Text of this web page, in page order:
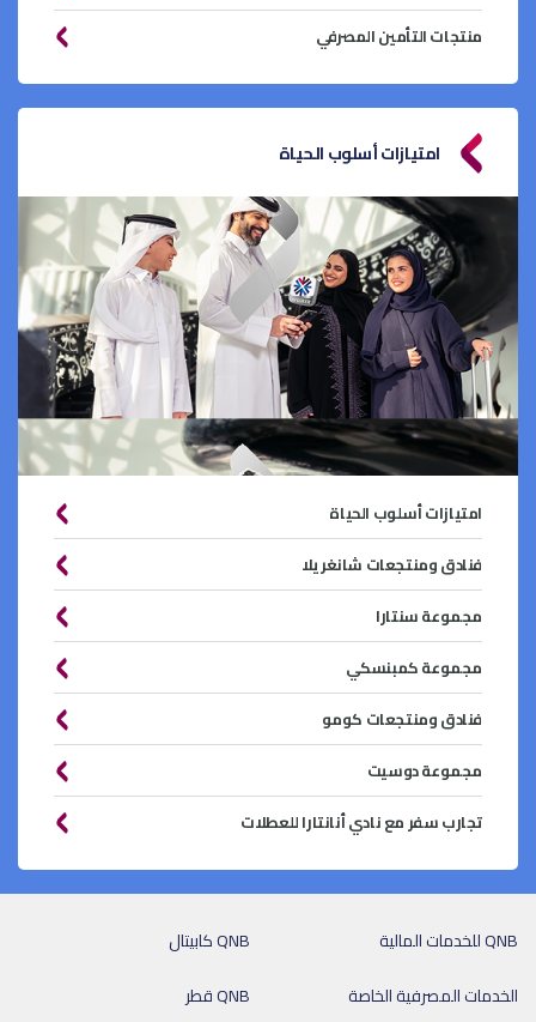
منتجات التأمين المصرفي
امتيازات أسلوب الحياة
امتيازات أسلوب الحياة
فنادق ومنتجعات شانغريلا
مجموعة سنتارا
مجموعة كمبنسكي
فنادق ومنتجعات كومو
مجموعة دوسيت
تجارب سفر مع نادي أنانتارا للعطلات
QNB كابيتال
QNB للخدمات المالية
QNB قطر
الخدمات المصرفية الخاصة